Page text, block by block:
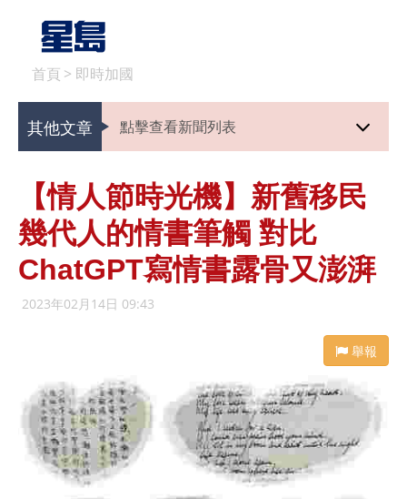
首頁 > 即時加國
其他文章 點擊查看新聞列表
【情人節時光機】新舊移民
幾代人的情書筆觸 對比
ChatGPT寫情書露骨又澎湃
2023年02月14日 09:43
舉報